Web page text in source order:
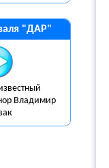
"ДАР"
Владимир